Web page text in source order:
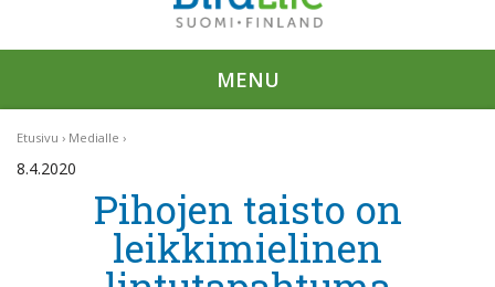
MENU
Etusivu Medialle
8.4.2020
Pihojen taisto on
leikkimielinen